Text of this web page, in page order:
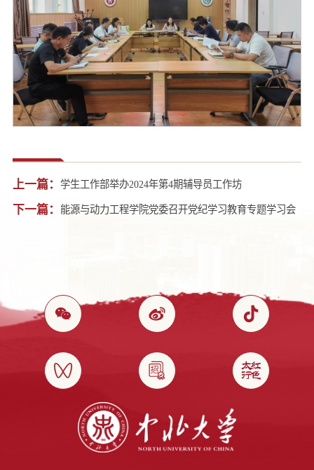
上一篇： 学生工作部举办2024年第4期辅导员工作坊
下一篇： 能源与动力工程学院党委召开党纪学习教育专题学习会